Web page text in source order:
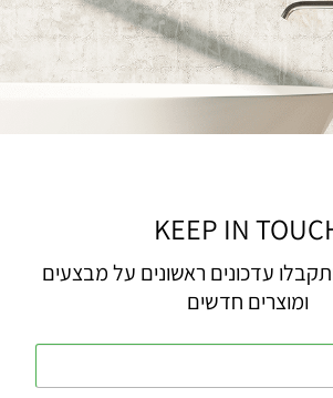
KEEP IN
עדכונים ראשונים על מבצעים
ומוצרים חדשים